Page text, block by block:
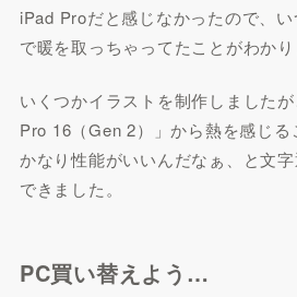
iPad Proだと感じなかったので、
で暖を取っちゃってたことがわか
いくつかイラストを制作しました
Pro 16（Gen 2）」から熱を感じる
かなり性能がいいんだなぁ、と文
できました。
PC買い替えよう…